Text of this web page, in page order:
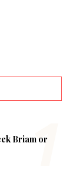
Briam or